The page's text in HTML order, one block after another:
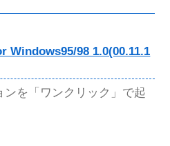
Windows95/98 1.0(00.11.1
を「ワンクリック」で起